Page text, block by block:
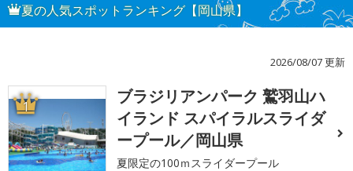
夏の人気スポットランキング【岡山県】
2026/08/07 更新
1
ブラジリアンパーク 鷲羽山ハ
イランド スパイラルスライダ
ープール／岡山県
夏限定の100ｍスライダープール